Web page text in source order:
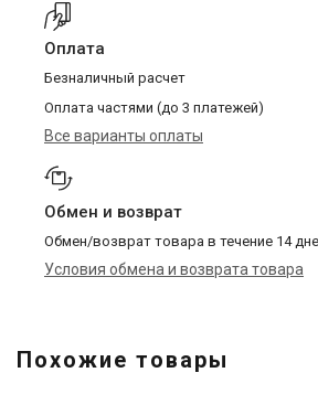
Оплата
Безналичный расчет
Оплата частями (до 3 платежей)
Все варианты оплаты
Обмен и возврат
Обмен/возврат товара в течение 14
Условия обмена и возврата товара
Похожие товары